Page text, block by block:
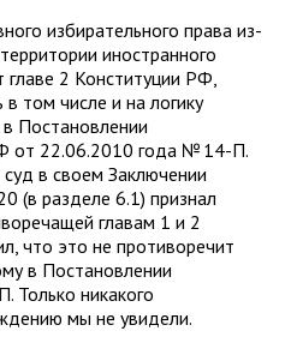
избирательного права из-
иностранного
главе 2 Конституции РФ,
том числе и на логику
Постановлении
от 22.06.2010 года № 14-П.
в своем Заключении
(в разделе 6.1) признал
главам 1 и 2
что это не противоречит
в Постановлении
никакого
мы не увидели.